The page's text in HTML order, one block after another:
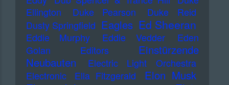
Ellington
Duke Pearson
Duke Reid
Dusty Springfield Eagles Ed Sheeran
Eddie Murphy Eddie Vedder
Eden
Golan
Editors
Einstürzende
Neubauten
Electric Light Orchestra
Electronic
Ella Fitzgerald Elon Musk